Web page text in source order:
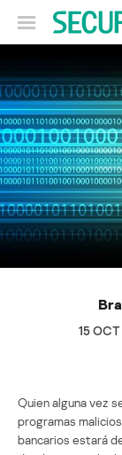
15
Quien alguna vez
programas
bancarios estará